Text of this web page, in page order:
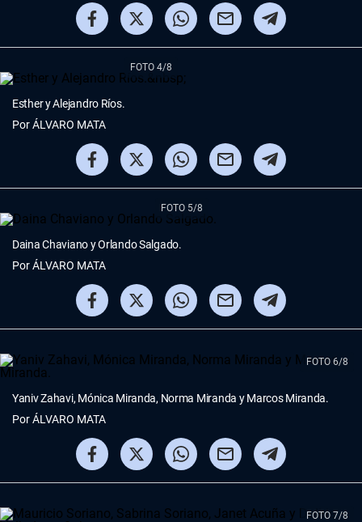
FOTO 4/8
PorÁLVARO MATA
Esther y Alejandro Ríos.
FOTO 5/8
PorÁLVARO MATA
Daina Chaviano y Orlando Salgado.
FOTO 6/8
PorÁLVARO MATA
Yaniv Zahavi, Mónica Miranda, Norma Miranda y Marcos Miranda.
FOTO 7/8